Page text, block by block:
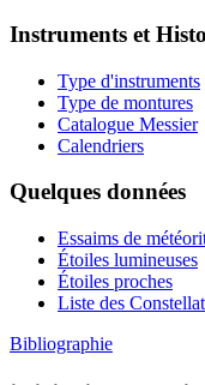
Instruments et
Type d'instruments
Type de montures
Catalogue Messier
Calendriers
Quelques données
Essaims de
Étoiles lumineuses
Étoiles proches
Liste des
Bibliographie